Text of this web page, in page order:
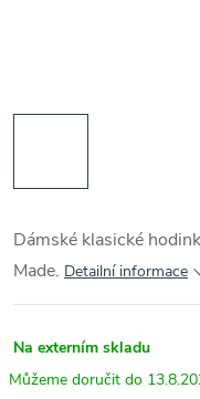
Dámské klasické
Made. Detailní informace
Na externím skladu